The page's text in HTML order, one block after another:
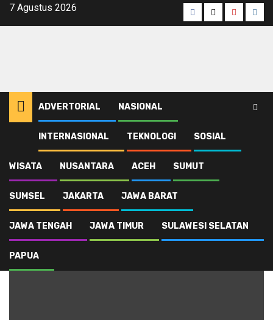
Skip7 Agustus 2026 Facebook
TwitterYoutube
ADVERTORIAL NASIONAL
INTERNASIONAL TEKNOLOGI SOSIAL
WISATA NUSANTARA ACEH SUMUT
SUMSEL JAKARTA JAWA BARAT
JAWA TENGAH JAWA TIMUR SULAWESI SELATAN
PAPUA
Komisi Informasi Pusat
Komisi Informasi Pusat